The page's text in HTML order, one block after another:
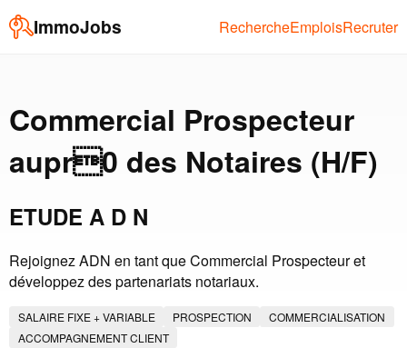
ImmoJobs RechercheEmploisRecruter
Commercial Prospecteur
aupr0 des Notaires (H/F)
ETUDE A D N
Rejoignez ADN en tant que Commercial Prospecteur et
développez des partenariats notariaux.
SALAIRE FIXE + VARIABLE PROSPECTION
COMMERCIALISATION
ACCOMPAGNEMENT CLIENT